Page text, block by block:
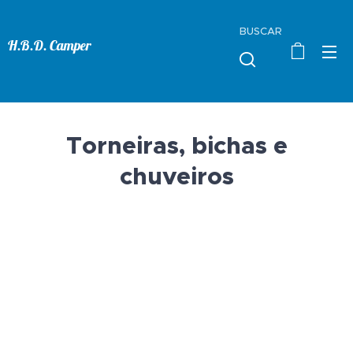
H.B.D. Camper
BUSCAR
Torneiras, bichas e
chuveiros